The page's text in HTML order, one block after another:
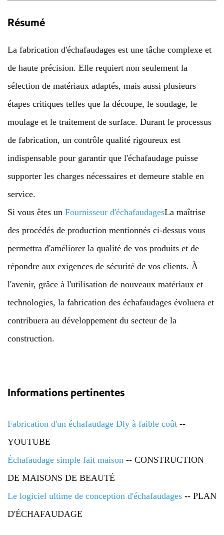
Résumé
La fabrication d'échafaudages est une tâche complexe et
de haute précision. Elle requiert non seulement la
sélection de matériaux adaptés, mais aussi plusieurs
étapes critiques telles que la découpe, le soudage, le
moulage et le traitement de surface. Durant le processus
de fabrication, un contrôle qualité rigoureux est
indispensable pour garantir que l'échafaudage puisse
supporter les charges nécessaires et demeure stable en
service.
Si vous êtes un Fournisseur d'échafaudagesLa maîtrise
des procédés de production mentionnés ci-dessus vous
permettra d'améliorer la qualité de vos produits et de
répondre aux exigences de sécurité de vos clients. À
l'avenir, grâce à l'utilisation de nouveaux matériaux et
technologies, la fabrication des échafaudages évoluera et
contribuera au développement du secteur de la
construction.
Informations pertinentes
Fabrication d'un échafaudage Dly à faible coût --
YOUTUBE
Échafaudage simple fait maison -- CONSTRUCTION
DE MAISONS DE BEAUTÉ
Le logiciel ultime de conception d'échafaudages -- PLAN
D'ÉCHAFAUDAGE